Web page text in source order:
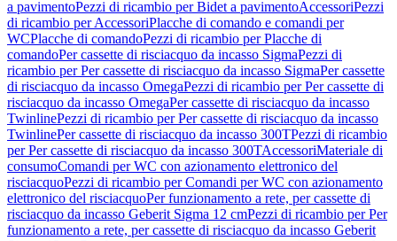
a pavimentoPezzi di ricambio per Bidet a pavimentoAccessoriPezzi
di ricambio per AccessoriPlacche di comando e comandi per
WCPlacche di comandoPezzi di ricambio per Placche di
comandoPer cassette di risciacquo da incasso SigmaPezzi di
ricambio per Per cassette di risciacquo da incasso SigmaPer cassette
di risciacquo da incasso OmegaPezzi di ricambio per Per cassette di
risciacquo da incasso OmegaPer cassette di risciacquo da incasso
TwinlinePezzi di ricambio per Per cassette di risciacquo da incasso
TwinlinePer cassette di risciacquo da incasso 300TPezzi di ricambio
per Per cassette di risciacquo da incasso 300TAccessoriMateriale di
consumoComandi per WC con azionamento elettronico del
risciacquoPezzi di ricambio per Comandi per WC con azionamento
elettronico del risciacquoPer funzionamento a rete, per cassette di
risciacquo da incasso Geberit Sigma 12 cmPezzi di ricambio per Per
funzionamento a rete, per cassette di risciacquo da incasso Geberit